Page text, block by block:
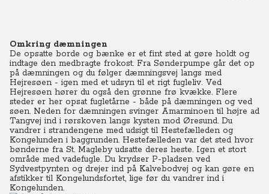
Omkring dæmningen
De opsatte borde og bænke er et fint sted at gøre holdt og
indtage den medbragte frokost. Fra Sønderpumpe går det op
på dæmningen og du følger dæmningsvej langs med
Hejresøen - igen med et udsyn til et rigt fugleliv. Ved
Hejresøen hører du også den grønne frø kvække. Flere
steder er her opsat fugletårne - både på dæmningen og ved
søen. Neden for dæmningen svinger Amarminoen til højre ad
Tangvej ind i rørskoven langs kysten mod Øresund. Du
vandrer i strandengene med udsigt til Hestefælleden og
Kongelunden i baggrunden. Hestefælleden var det sted hvor
bønderne fra St. Magleby udsatte deres heste. Igen et stort
område med vadefugle. Du krydser P-pladsen ved
Sydvestpynten og drejer ind på Kalvebodvej og kan gøre en
afstikker til Kongelundsfortet, lige før du vandrer ind i
Kongelunden.